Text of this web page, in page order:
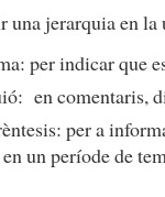
una jerarquia en
per indicar que
en comentaris,
per a
un període de